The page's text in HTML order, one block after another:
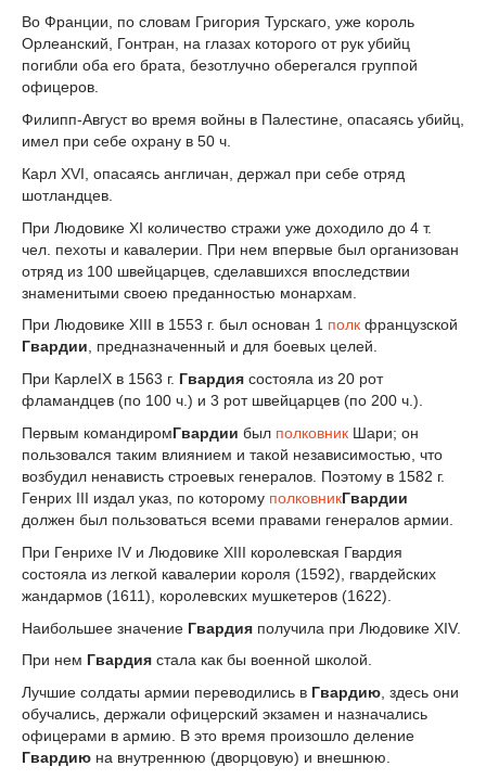
Во Франции, по словам Григория Турскаго, уже король
Орлеанский, Гонтран, на глазах которого от рук убийц
погибли оба его брата, безотлучно оберегался группой
офицеров.
Филипп-Август во время войны в Палестине, опасаясь убийц,
имел при себе охрану в 50 ч.
Карл XVI, опасаясь англичан, держал при себе отряд
шотландцев.
При Людовике XI количество стражи уже доходило до 4 т.
чел. пехоты и кавалерии. При нем впервые был организован
отряд из 100 швейцарцев, сделавшихся впоследствии
знаменитыми своею преданностью монархам.
При Людовике XIII в 1553 г. был основан 1 полк французской
Гвардии, предназначенный и для боевых целей.
При КарлеIX в 1563 г. Гвардия состояла из 20 рот
фламандцев (по 100 ч.) и 3 рот швейцарцев (по 200 ч.).
Первым командиромГвардии был полковник Шари; он
пользовался таким влиянием и такой независимостью, что
возбудил ненависть строевых генералов. Поэтому в 1582 г.
Генрих III издал указ, по которому полковникГвардии
должен был пользоваться всеми правами генералов армии.
При Генрихе IV и Людовике XIII королевская Гвардия
состояла из легкой кавалерии короля (1592), гвардейских
жандармов (1611), королевских мушкетеров (1622).
Наибольшее значение Гвардия получила при Людовике XIV.
При нем Гвардия стала как бы военной школой.
Лучшие солдаты армии переводились в Гвардию , здесь они
обучались, держали офицерский экзамен и назначались
офицерами в армию. В это время произошло деление
Гвардию на внутреннюю (дворцовую) и внешнюю.